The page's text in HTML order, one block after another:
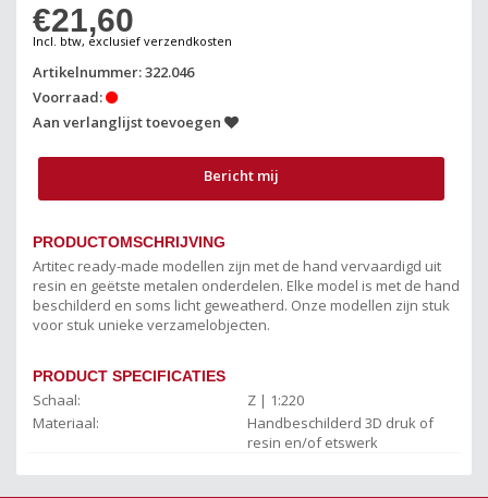
€21,60
Incl. btw, exclusief verzendkosten
Artikelnummer: 322.046
Voorraad:
Aan verlanglijst toevoegen
Bericht mij
PRODUCTOMSCHRIJVING
Artitec ready-made modellen zijn met de hand vervaardigd uit
resin en geëtste metalen onderdelen. Elke model is met de hand
beschilderd en soms licht geweatherd. Onze modellen zijn stuk
voor stuk unieke verzamelobjecten.
PRODUCT SPECIFICATIES
Schaal:
Z | 1:220
Materiaal:
Handbeschilderd 3D druk of
resin en/of etswerk